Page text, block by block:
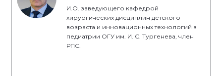
И.О. заведующего кафедрой
хирургических дисциплин детского
возраста и инновационных технологий в
педиатрии ОГУ им. И. С. Тургенева, член
РПС.